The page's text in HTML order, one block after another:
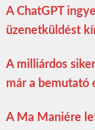
A ChatGPT
üzenetküldést
A milliárdos
már a bemutató
A Ma Maniére